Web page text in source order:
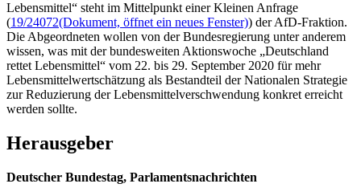
Lebensmittel“ steht im Mittelpunkt einer Kleinen Anfrage
(19/24072(Dokument, öffnet ein neues Fenster)) der AfD-Fraktion.
Die Abgeordneten wollen von der Bundesregierung unter anderem
wissen, was mit der bundesweiten Aktionswoche „Deutschland
rettet Lebensmittel“ vom 22. bis 29. September 2020 für mehr
Lebensmittelwertschätzung als Bestandteil der Nationalen Strategie
zur Reduzierung der Lebensmittelverschwendung konkret erreicht
werden sollte.
Herausgeber
Deutscher Bundestag, Parlamentsnachrichten